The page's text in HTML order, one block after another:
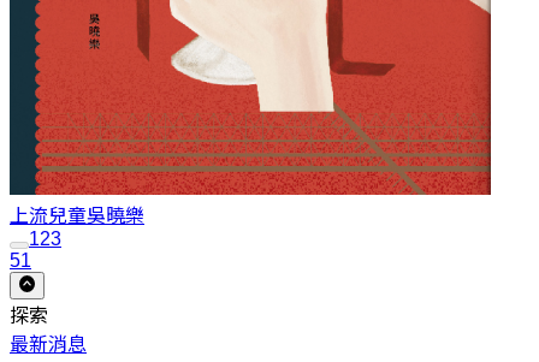
上流兒童吳曉樂
123
51
探索
最新消息